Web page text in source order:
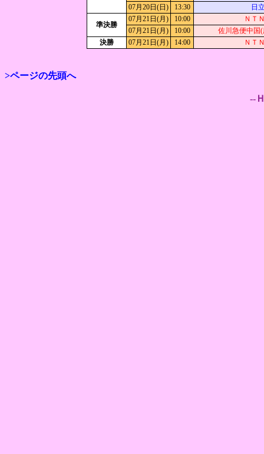
07月20日(日)
13:30 日
準決勝
07月21日(月) 10:00
ＮＴ
07月21日(月)
10:00
佐川急便中国
決勝
07月21日(月) 14:00 ＮＴ
>ページの先頭へ
--